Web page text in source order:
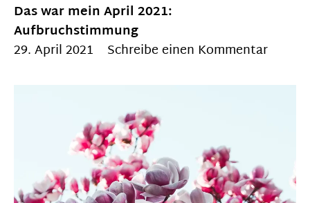
Das war mein April 2021:
Aufbruchstimmung
29. April 2021
Schreibe einen Kommentar